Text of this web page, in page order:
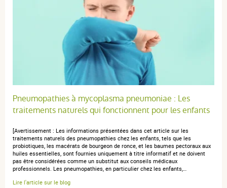
Pneumopathies à mycoplasma pneumoniae : Les
traitements naturels qui fonctionnent pour les enfants
[Avertissement : Les informations présentées dans cet article sur les
traitements naturels des pneumopathies chez les enfants, tels que les
probiotiques, les macérats de bourgeon de ronce, et les baumes pectoraux aux
huiles essentielles, sont fournies uniquement à titre informatif et ne doivent
pas être considérées comme un substitut aux conseils médicaux
professionnels. Les pneumopathies, en particulier chez les enfants,…
Lire l'article sur le blog